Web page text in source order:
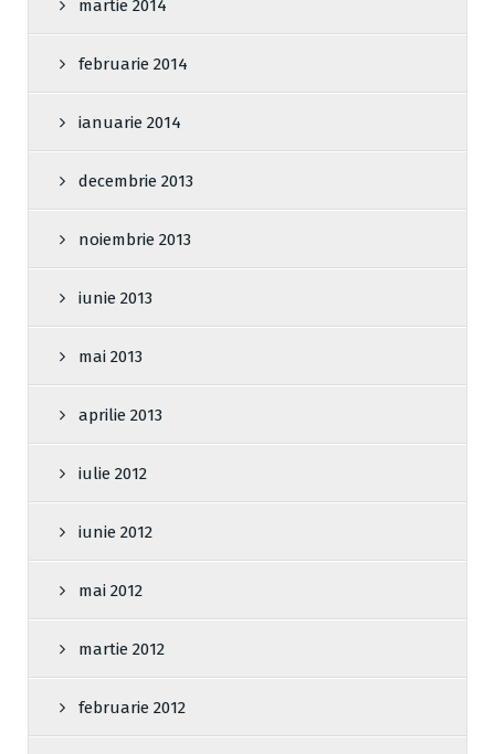
martie 2014
februarie 2014
ianuarie 2014
decembrie 2013
noiembrie 2013
iunie 2013
mai 2013
aprilie 2013
iulie 2012
iunie 2012
mai 2012
martie 2012
februarie 2012